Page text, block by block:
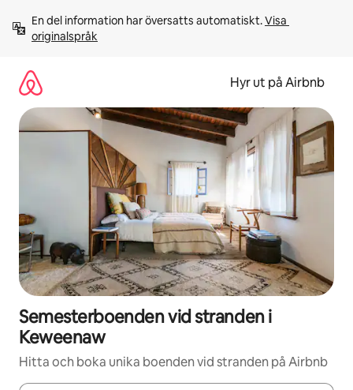
innehåll
En del information har översatts automatiskt. Visa
originalspråk
Hyr ut på Airbnb
Semesterboenden vid stranden i
Keweenaw
Hitta och boka unika boenden vid stranden på Airbnb